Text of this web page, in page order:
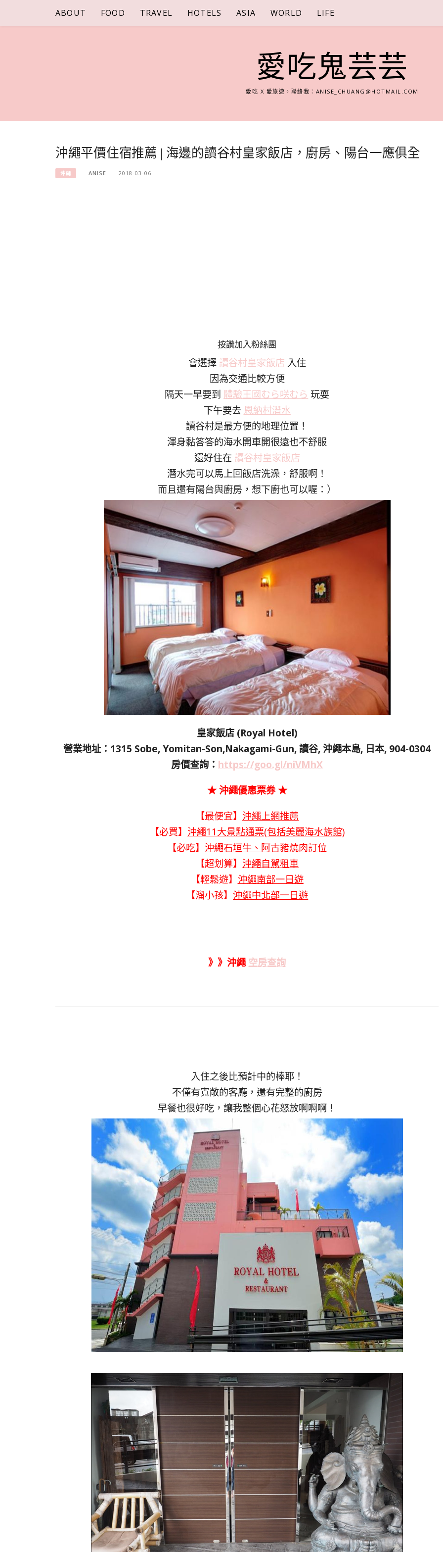
content
ABOUT FOOD TRAVEL HOTELS ASIA WORLD LIFE
愛吃鬼芸芸
愛吃 X 愛旅遊。聯絡我： ANISE_CHUANG@HOTMAIL.COM
沖繩平價住宿推薦 | 海邊的讀谷村皇家飯店，廚房、陽台一應俱全
沖繩 ANISE 2018-03-06
按讚加入粉絲團
會選擇 讀谷村皇家飯店 入住
因為交通比較方便
隔天一早要到 體驗王國むら咲むら 玩耍
下午要去 恩納村潛水
讀谷村是最方便的地理位置！
渾身黏答答的海水開車開很遠也不舒服
還好住在 讀谷村皇家飯店
潛水完可以馬上回飯店洗澡，舒服啊！
而且還有陽台與廚房，想下廚也可以喔：）
皇家飯店 (Royal Hotel)
營業地址：1315 Sobe, Yomitan-Son,Nakagami-Gun, 讀谷, 沖繩本島, 日本, 904-0304
房價查詢： https://goo.gl/niVMhX
★ 沖繩優惠票券 ★
【最便宜】 沖繩上網推薦
【必買】 沖繩11大景點通票(包括美麗海水族館)
【必吃】 沖繩石垣牛、阿古豬燒肉訂位
【超划算】 沖繩自駕租車
【輕鬆遊】 沖繩南部一日遊
【溜小孩】 沖繩中北部一日遊
》》沖繩 空房查詢
入住之後比預計中的棒耶！
不僅有寬敞的客廳，還有完整的廚房
早餐也很好吃，讓我整個心花怒放啊啊啊！